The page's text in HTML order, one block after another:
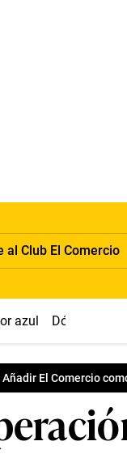
al Club El Comercio
azul Dólar
Añadir El Comercio